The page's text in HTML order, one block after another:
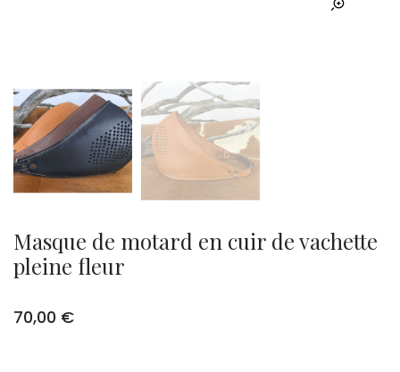
Masque de motard en cuir de vachette
pleine fleur
70,00 €